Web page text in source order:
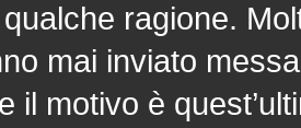
ragione.
mai inviato
il motivo è